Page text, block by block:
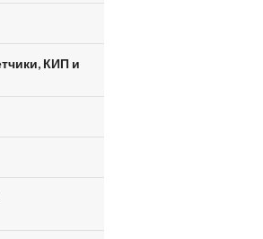
КИП и